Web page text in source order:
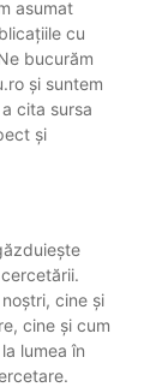
asumat
cu
bucurăm
și suntem
cita sursa
și
cine și
cine și cum
lumea în